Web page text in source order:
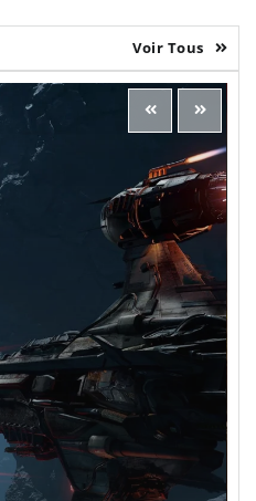
Voir Tous